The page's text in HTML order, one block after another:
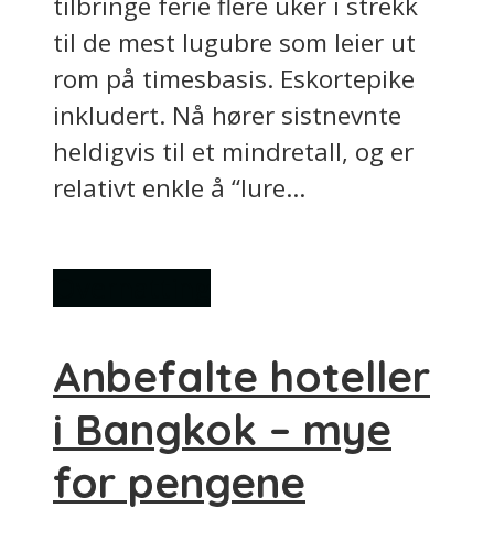
til de mest lugubre som leier ut
rom på timesbasis. Eskortepike
inkludert. Nå hører sistnevnte
heldigvis til et mindretall, og er
relativt enkle å “lure...
Anbefalte hoteller
i Bangkok – mye
for pengene